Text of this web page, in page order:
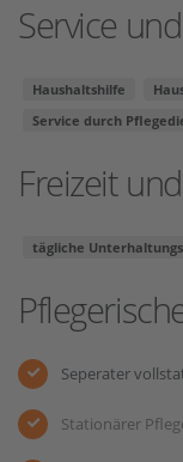
Service
Haushaltshilfe
Service durch
Freizeit
tägliche
Seperater
Stationärer